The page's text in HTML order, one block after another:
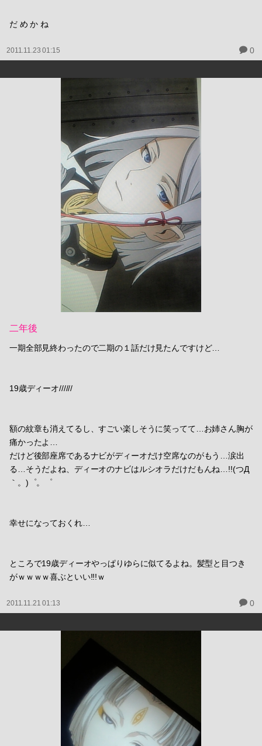
だ め か ね
2011.11.23 01:15 0
二年後
一期全部見終わったので二期の１話だけ見たんですけど…
19歳ディーオ//////
額の紋章も消えてるし、すごい楽しそうに笑ってて…お姉さん胸が
痛かったよ…
だけど後部座席であるナビがディーオだけ空席なのがもう…涙出
る…そうだよね、ディーオのナビはルシオラだけだもんね…!!(つД
｀。)゜。゜
幸せになっておくれ…
ところで19歳ディーオやっぱりゆらに似てるよね。髪型と目つき
がｗｗｗｗ喜ぶといい!!!ｗ
2011.11.21 01:13 0